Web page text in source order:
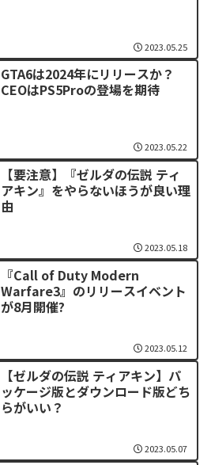
2023.05.25
GTA6は2024年にリリースか？
CEOはPS5Proの登場を期待
2023.05.22
【要注意】『ゼルダの伝説 ティ
アキン』をやらないほうが良い理
由
2023.05.18
『Call of Duty Modern
Warfare3』のリリースイベント
が8月開催?
2023.05.12
【ゼルダの伝説 ティアキン】パ
ッケージ版とダウンロード版どち
らがいい？
2023.05.07